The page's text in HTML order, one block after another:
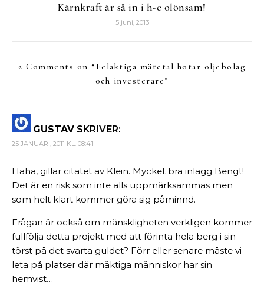
Kärnkraft är så in i h-e olönsam!
5 juni, 2013
2 Comments on “ Felaktiga mätetal hotar oljebolag
och investerare”
GUSTAV SKRIVER:
25 JANUARI, 2011 KL. 08:41
Haha, gillar citatet av Klein. Mycket bra inlägg Bengt!
Det är en risk som inte alls uppmärksammas men
som helt klart kommer göra sig påminnd.
Frågan är också om mänskligheten verkligen kommer
fullfölja detta projekt med att förinta hela berg i sin
törst på det svarta guldet? Förr eller senare måste vi
leta på platser där mäktiga människor har sin
hemvist…